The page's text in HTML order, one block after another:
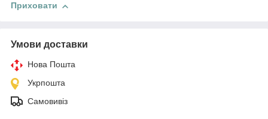
Приховати
Умови доставки
Нова Пошта
Укрпошта
Самовивіз